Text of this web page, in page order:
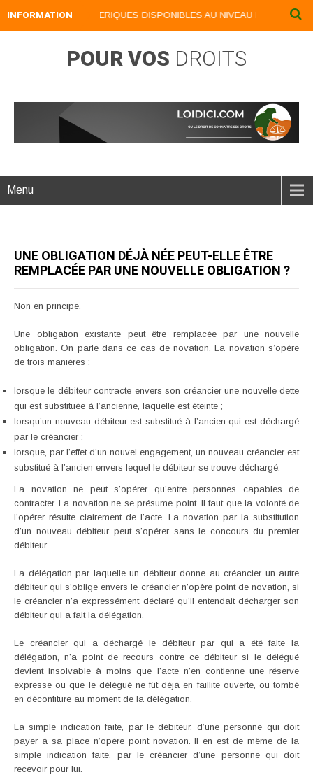
INFORMATION
NOS LIVRES NUMERIQUES DISPONIBLES AU NIVEAU DU MENU
POUR VOS DROITS
Menu
UNE OBLIGATION DÉJÀ NÉE PEUT-ELLE ÊTRE
REMPLACÉE PAR UNE NOUVELLE OBLIGATION ?
Non en principe.
Une obligation existante peut être remplacée par une nouvelle
obligation. On parle dans ce cas de novation. La novation s’opère
de trois manières :
lorsque le débiteur contracte envers son créancier une nouvelle dette
qui est substituée à l’ancienne, laquelle est éteinte ;
lorsqu’un nouveau débiteur est substitué à l’ancien qui est déchargé
par le créancier ;
lorsque, par l’effet d’un nouvel engagement, un nouveau créancier est
substitué à l’ancien envers lequel le débiteur se trouve déchargé.
La novation ne peut s’opérer qu’entre personnes capables de
contracter. La novation ne se présume point. Il faut que la volonté de
l’opérer résulte clairement de l’acte. La novation par la substitution
d’un nouveau débiteur peut s’opérer sans le concours du premier
débiteur.
La délégation par laquelle un débiteur donne au créancier un autre
débiteur qui s’oblige envers le créancier n’opère point de novation, si
le créancier n’a expressément déclaré qu’il entendait décharger son
débiteur qui a fait la délégation.
Le créancier qui a déchargé le débiteur par qui a été faite la
délégation, n’a point de recours contre ce débiteur si le délégué
devient insolvable à moins que l’acte n’en contienne une réserve
expresse ou que le délégué ne fût déjà en faillite ouverte, ou tombé
en déconfiture au moment de la délégation.
La simple indication faite, par le débiteur, d’une personne qui doit
payer à sa place n’opère point novation. Il en est de même de la
simple indication faite, par le créancier d’une personne qui doit
recevoir pour lui.